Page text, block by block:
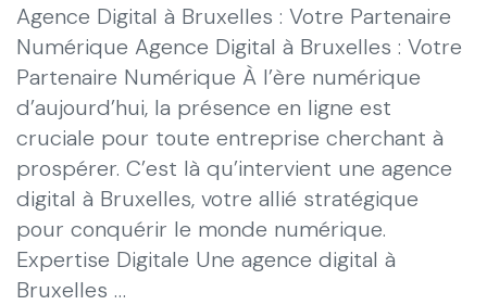
Agence Digital à Bruxelles : Votre Partenaire
Numérique Agence Digital à Bruxelles : Votre
Partenaire Numérique À l’ère numérique
d’aujourd’hui, la présence en ligne est
cruciale pour toute entreprise cherchant à
prospérer. C’est là qu’intervient une agence
digital à Bruxelles, votre allié stratégique
pour conquérir le monde numérique.
Expertise Digitale Une agence digital à
Bruxelles …